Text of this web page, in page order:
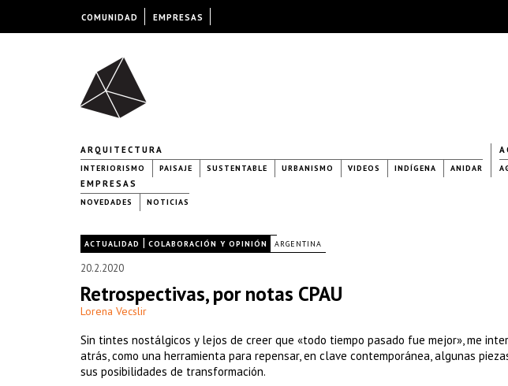
ARQUITECTURA
INTERIORISMO PAISAJE SUSTENTABLE URBANISMO VIDEOS INDÍGENA ANIDAR
EMPRESAS
NOVEDADES NOTICIAS
ACTUALIDAD | COLABORACIÓN Y OPINIÓN ARGENTINA
20.2.2020
Retrospectivas, por notas CPAU
Lorena Vecslir
Sin tintes nostálgicos y lejos de creer que «todo tiempo pasado fue mejor», me
atrás, como una herramienta para repensar, en clave contemporánea, algunas
sus posibilidades de transformación.
COMUNIDAD EMPRESAS